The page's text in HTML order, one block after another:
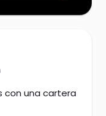
con una cartera